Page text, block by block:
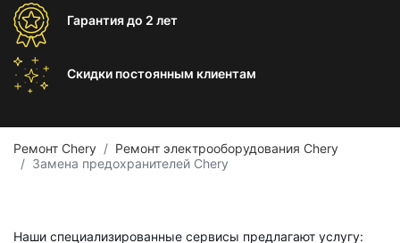
Гарантиядо 2 лет
Скидки постоянным клиентам
Ремонт Chery
Ремонт электрооборудования Chery
Замена предохранителей Chery
Наши специализированные сервисы предлагают услугу: